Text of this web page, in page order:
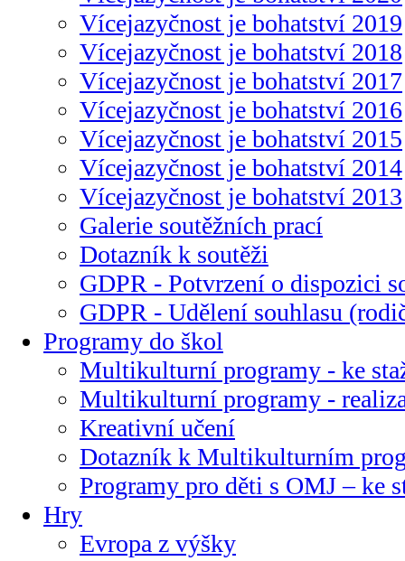
Vícejazyčnost je bohatství 2019
Vícejazyčnost je bohatství 2018
Vícejazyčnost je bohatství 2017
Vícejazyčnost je bohatství 2016
Vícejazyčnost je bohatství 2015
Vícejazyčnost je bohatství 2014
Vícejazyčnost je bohatství 2013
Galerie soutěžních prací
Dotazník k soutěži
GDPR - Potvrzení o dispozici
GDPR - Udělení souhlasu
Programy do škol
Multikulturní programy - ke
Multikulturní programy -
Kreativní učení
Dotazník k Multikulturním
Programy pro děti s OMJ – ke
Hry
Evropa z výšky